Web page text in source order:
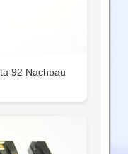
92 Nachbau